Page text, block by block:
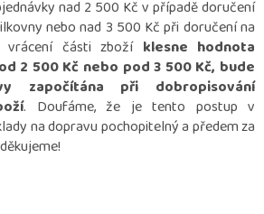
nad 2 500 Kč v případě doručení
nebo nad 3 500 Kč při doručení na
vrácení části zboží klesne hodnota
2 500 Kč nebo pod 3 500 Kč, bude
započítána při dobropisování
. Doufáme, že je tento postup v
na dopravu pochopitelný a předem za